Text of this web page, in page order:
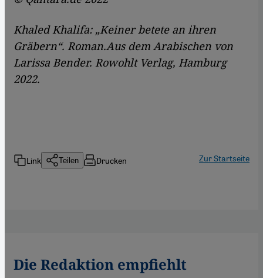
Khaled Khalifa: „Keiner betete an ihren
Gräbern“. Roman.Aus dem Arabischen von
Larissa Bender. Rowohlt Verlag, Hamburg
2022.
Link Teilen Drucken Zur Startseite
Die Redaktion empfiehlt